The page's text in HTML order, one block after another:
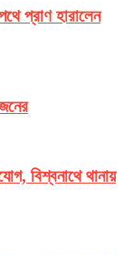
প্রাণ হারালেন
বিশ্বনাথে থানায়